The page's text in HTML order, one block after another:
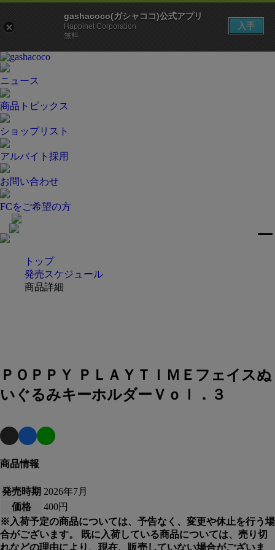
gashacoco(ガシャココ)公式アプリ
Happinet Corporation
無料
入手
ニュース
商品トピックス
ショップリスト
アルバイト採用
お問い合わせ
FCをご希望の方
トップ
発売スケジュール
商品詳細
ＰＯＰＰＹ ＰＬＡＹＴＩＭＥフェイスぬ
いぐるみキーホルダーＶｏｌ．３
商品情報
発売時期 2026年7月
価格
400円
※入荷予定の商品については、予告なく、変更や休止を行う場
合がございます。 既に入荷している商品については、売り切
れなどの理由により、現在、販売していない場合がございま